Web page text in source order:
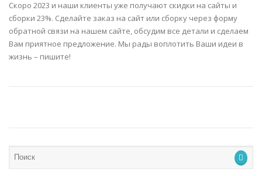
Скоро 2023 и наши клиенты уже получают скидки на сайты и
сборки 23%. Сделайте заказ на сайт или сборку через форму
обратной связи на нашем сайте, обсудим все детали и сделаем
Вам приятное предложение. Мы рады воплотить Ваши идеи в
жизнь – пишите!